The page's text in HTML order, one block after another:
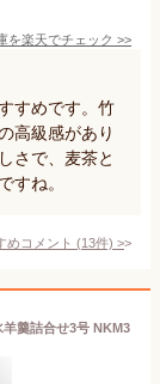
を楽天でチェック >>
すめです。竹
高級感があり
さで、麦茶と
すね。
めコメント (13件) >
羹詰合せ3号 NKM3